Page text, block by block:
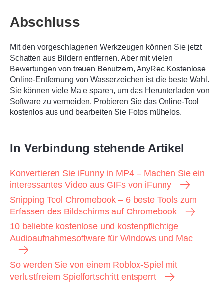
Abschluss
Mit den vorgeschlagenen Werkzeugen können Sie jetzt
Schatten aus Bildern entfernen. Aber mit vielen
Bewertungen von treuen Benutzern, AnyRec Kostenlose
Online-Entfernung von Wasserzeichen ist die beste Wahl.
Sie können viele Male sparen, um das Herunterladen von
Software zu vermeiden. Probieren Sie das Online-Tool
kostenlos aus und bearbeiten Sie Fotos mühelos.
In Verbindung stehende Artikel
Konvertieren Sie iFunny in MP4 – Machen Sie ein
interessantes Video aus GIFs von iFunny
Snipping Tool Chromebook – 6 beste Tools zum
Erfassen des Bildschirms auf Chromebook
10 beliebte kostenlose und kostenpflichtige
Audioaufnahmesoftware für Windows und Mac
So werden Sie von einem Roblox-Spiel mit
verlustfreiem Spielfortschritt entsperrt